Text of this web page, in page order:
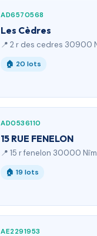
AD6570568
Les Cèdres
📍 2 r des cedres 30900
🏠 20 lots
AD0536110
15 RUE FENELON
📍 15 r fenelon 30000
🏠 19 lots
AE2291953